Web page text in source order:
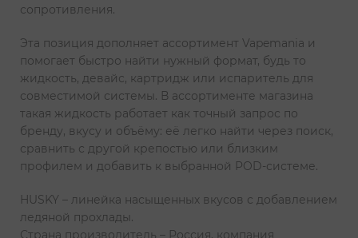
сопротивления.
Эта позиция дополняет ассортимент Vapemania и
помогает быстро найти нужный формат, будь то
жидкость, девайс, картридж или испаритель для
совместимой системы. В ассортименте магазина
такая жидкость работает как точный запрос по
бренду, вкусу и объёму: её легко найти через поиск,
сравнить с другой крепостью или близким
профилем и добавить к выбранной POD-системе.
HUSKY – линейка насыщенных вкусов с добавлением
ледяной прохлады.
Страна производитель – Россия, компания